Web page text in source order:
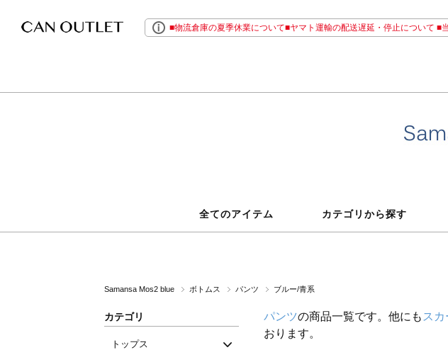
■物流倉庫の夏季休業について■ヤマト運輸の配送遅延・停止について ■
全てのアイテム カテゴリから探す
Samansa Mos2 blue ボトムス パンツ ブルー/青系
カテゴリ
トップス
パンツの商品一覧です。他にも スカ
おります。